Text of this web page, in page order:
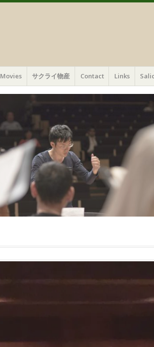
Movies サクライ物産 Contact Links